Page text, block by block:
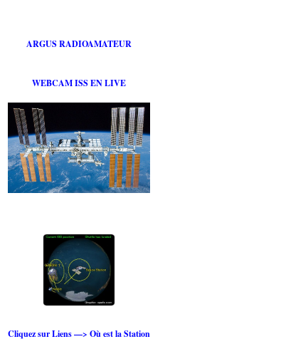
ARGUS RADIOAMATEUR
WEBCAM ISS EN LIVE
Cliquez sur Liens —> Où est la Station